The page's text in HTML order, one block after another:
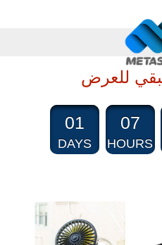
للعرض
01
DAYS
07
HOURS